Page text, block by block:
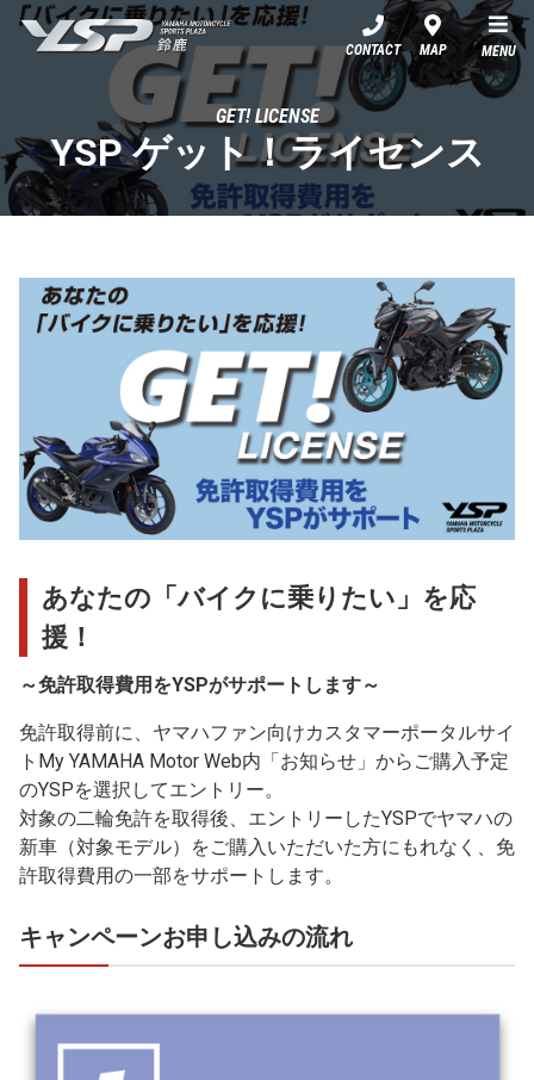
YSP鈴鹿
CONTACT MAP MENU
GET! LICENSE
YSP ゲット！ライセンス
あなたの「バイクに乗りたい」を応
援！
～免許取得費用をYSPがサポートします～
免許取得前に、ヤマハファン向けカスタマーポータルサイ
トMy YAMAHA Motor Web内「お知らせ」からご購入予定
のYSPを選択してエントリー。
対象の二輪免許を取得後、エントリーしたYSPでヤマハの
新車（対象モデル）をご購入いただいた方にもれなく、免
許取得費用の一部をサポートします。
キャンペーンお申し込みの流れ